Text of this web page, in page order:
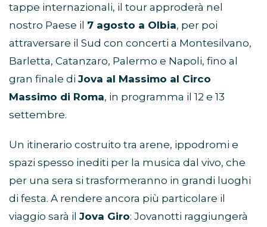
tappe internazionali, il tour approderà nel
nostro Paese il 7 agosto a Olbia, per poi
attraversare il Sud con concerti a Montesilvano,
Barletta, Catanzaro, Palermo e Napoli, fino al
gran finale di Jova al Massimo al Circo
Massimo di Roma, in programma il 12 e 13
settembre.
Un itinerario costruito tra arene, ippodromi e
spazi spesso inediti per la musica dal vivo, che
per una sera si trasformeranno in grandi luoghi
di festa. A rendere ancora più particolare il
viaggio sarà il Jova Giro: Jovanotti raggiungerà